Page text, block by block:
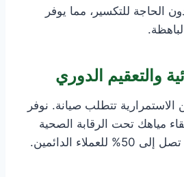
الحاجة للتكسير، مما يوفر
الاستمرارية تتطلب صيانة. نوفر
مياهك تحت الرقابة الصحية
الدائمين.